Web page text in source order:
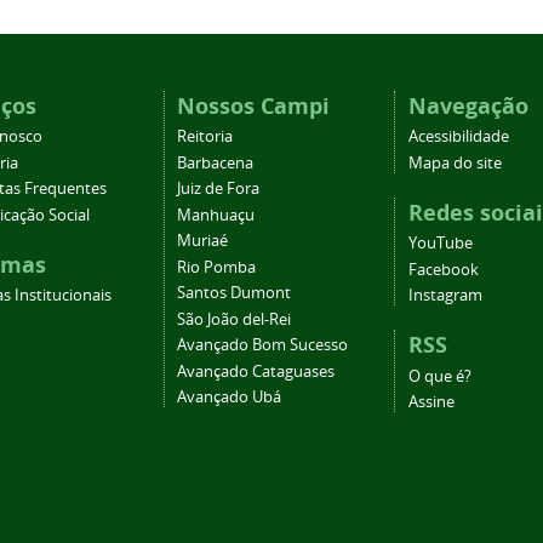
Frequentes
Social
Institucionais
Nossos Campi
Reitoria
Barbacena
Juiz de Fora
Manhuaçu
Muriaé
Rio Pomba
Santos Dumont
São João del-Rei
Avançado Bom Sucesso
Avançado Cataguases
Avançado Ubá
Navegação
Acessibilidade
Mapa do site
Redes
YouTube
Facebook
Instagram
RSS
O que é?
Assine